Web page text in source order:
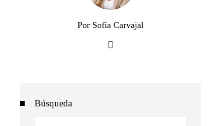
Por Sofía Carvajal
Búsqueda